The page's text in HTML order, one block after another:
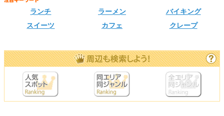
ランチ ラーメン
バイキング
スイーツ
カフェ クレープ